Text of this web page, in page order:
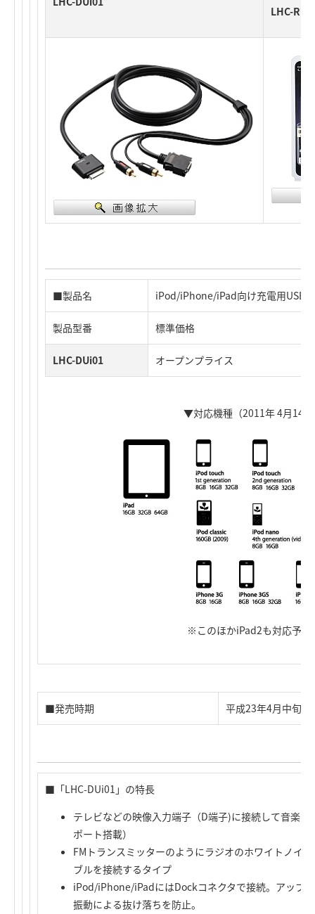
LHC-
■製品名 iPod/iPhone/iPad向け充電用USB
製品型番 標準価格
LHC-DUi01 オープンプライス
▼対応機種（2011年 4月14
※このほかiPad2も対応予定
■発売時期 平成23年4月中旬（
■「LHC-DUi01」の特長
テレビなどの映像入力端子（D端子)に接続して音楽
ポート搭載）
FMトランスミッターのようにラジオのホワイトノイ
ブルを接続するタイプ
iPod/iPhone/iPadにはDockコネクタで接続。アップ
振動による抜け落ちを防止。